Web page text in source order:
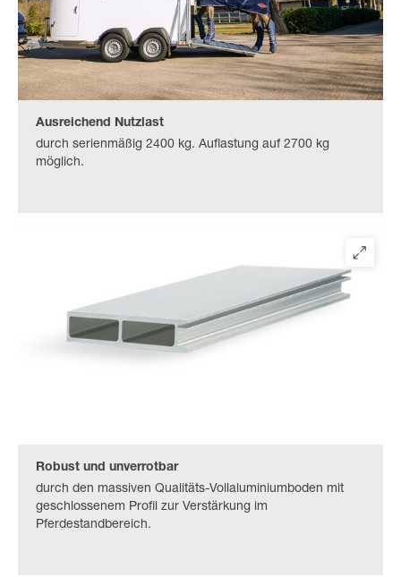
Ausreichend Nutzlast
durch serienmäßig 2400 kg. Auflastung auf 2700 kg
möglich.
Robust und unverrotbar
durch den massiven Qualitäts-Vollaluminiumboden mit
geschlossenem Profil zur Verstärkung im
Pferdestandbereich.